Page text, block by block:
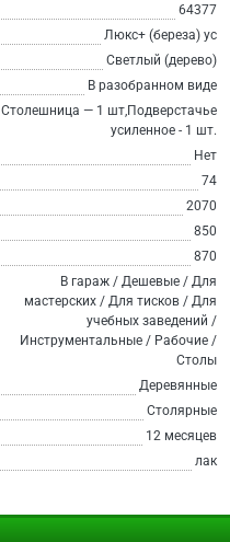
64377
Люкс+ (береза) ус
Светлый (дерево)
В разобранном виде
Столешница — 1 шт,Подверстачье
усиленное - 1 шт.
Нет
74
2070
850
870
В гараж / Дешевые / Для
мастерских / Для тисков / Для
учебных заведений /
Инструментальные / Рабочие /
Столы
Деревянные
Столярные
12 месяцев
лак